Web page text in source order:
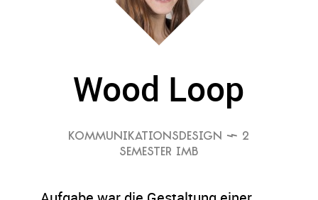
Wood Loop
KOMMUNIKATIONSDESIGN  2
SEMESTER IMB